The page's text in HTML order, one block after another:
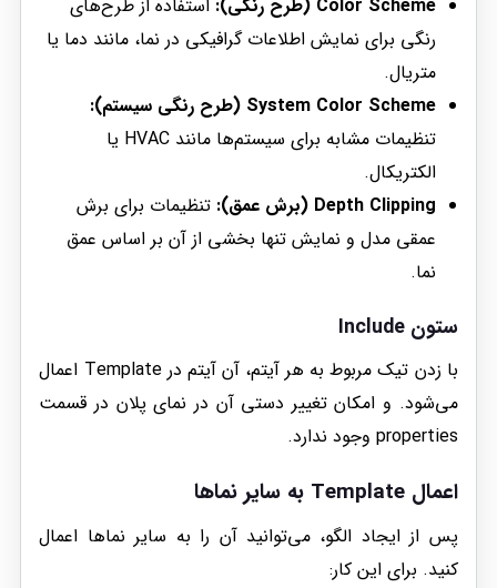
Color Scheme (طرح رنگی):
استفاده از طرح‌های
رنگی برای نمایش اطلاعات گرافیکی در نما، مانند دما یا
متریال.
System Color Scheme (طرح رنگی سیستم):
تنظیمات مشابه برای سیستم‌ها مانند HVAC یا
الکتریکال.
Depth Clipping (برش عمق):
تنظیمات برای برش
عمقی مدل و نمایش تنها بخشی از آن بر اساس عمق
نما.
ستون Include
با زدن تیک مربوط به هر آیتم، آن آیتم در Template اعمال
می‌شود. و امکان تغییر دستی آن در نمای پلان در قسمت
properties وجود ندارد.
اعمال Template به سایر نماها
پس از ایجاد الگو، می‌توانید آن را به سایر نماها اعمال
کنید. برای این کار: